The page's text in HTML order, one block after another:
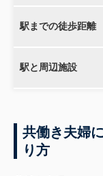
駅までの徒歩距離
駅と周辺施設
共働き夫婦
り方